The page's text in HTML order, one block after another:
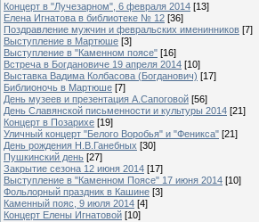
Концерт в "Лучезарном", 6 февраля 2014 [13]
Елена Игнатова в библиотеке № 12 [36]
Поздравление мужчин и февральских именинников [7]
Выступление в Мартюше [3]
Выступление в "Каменном поясе" [16]
Встреча в Богдановиче 19 апреля 2014 [10]
Выставка Вадима Колбасова (Богданович) [17]
Библионочь в Мартюше [7]
День музеев и презентация А.Сапоговой [56]
День Славянской письменности и культуры 2014 [21]
Концерт в Позарихе [19]
Уличный концерт "Белого Воробья" и "Феникса" [21]
День рождения Н.В.Ганебных [30]
Пушкинский день [27]
Закрытие сезона 12 июня 2014 [17]
Выступление в "Каменном Поясе" 17 июня 2014 [10]
Фольлорный праздник в Кашине [3]
Каменный пояс, 9 июля 2014 [4]
Концерт Елены Игнатовой [10]